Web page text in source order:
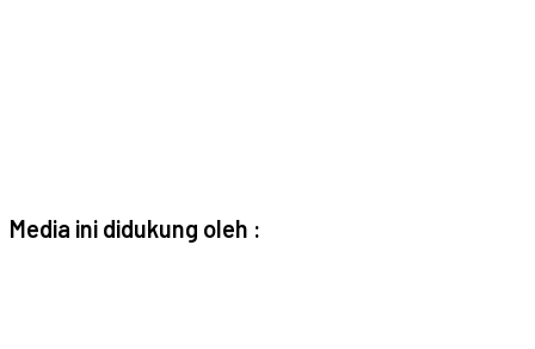
Media ini didukung oleh :